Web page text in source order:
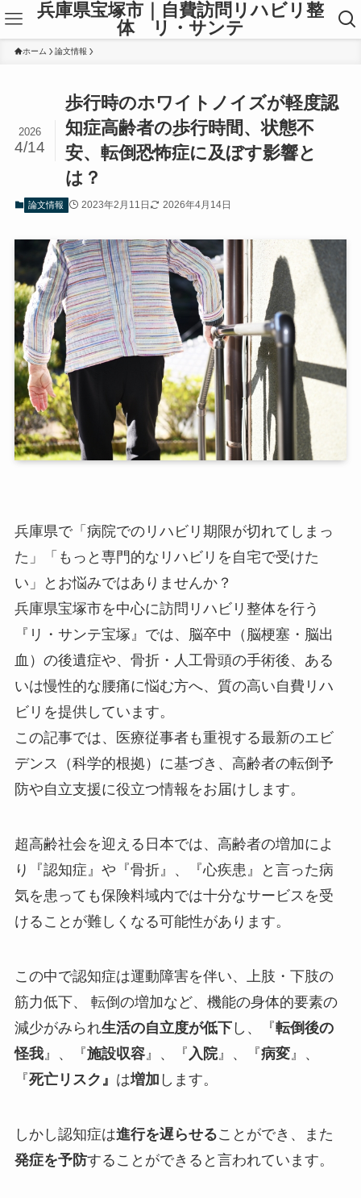
兵庫県宝塚市｜自費訪問リハビリ整
体 リ・サンテ
ホーム 論文情報
歩行時のホワイトノイズが軽度認
知症高齢者の歩行時間、状態不
安、転倒恐怖症に及ぼす影響と
は？
2026
4/14
論文情報 2023年2月11日 2026年4月14日
兵庫県で「病院でのリハビリ期限が切れてしまっ
た」「もっと専門的なリハビリを自宅で受けた
い」とお悩みではありませんか？
兵庫県宝塚市を中心に訪問リハビリ整体を行う
『リ・サンテ宝塚』では、脳卒中（脳梗塞・脳出
血）の後遺症や、骨折・人工骨頭の手術後、ある
いは慢性的な腰痛に悩む方へ、 質の高い自費リハ
ビリ を提供しています。
この記事では、医療従事者も重視する最新のエビ
デンス（科学的根拠）に基づき、高齢者の転倒予
防や自立支援に役立つ情報をお届けします。
超高齢社会を迎える日本では、高齢者の増加によ
り『認知症』や『骨折』、『心疾患』と言った病
気を患っても保険料域内では十分なサービスを受
けることが難しくなる可能性があります。
この中で認知症は運動障害を伴い、上肢・下肢の
筋力低下、 転倒の増加など、機能の身体的要素の
減少がみられ生活の自立度が低下し、『転倒後の
怪我』、『施設収容』、『 入院』、『病変』、
『死亡リスク』 は増加 します。
しかし認知症は進行を遅らせることができ、また
発症を予防することができると言われています。